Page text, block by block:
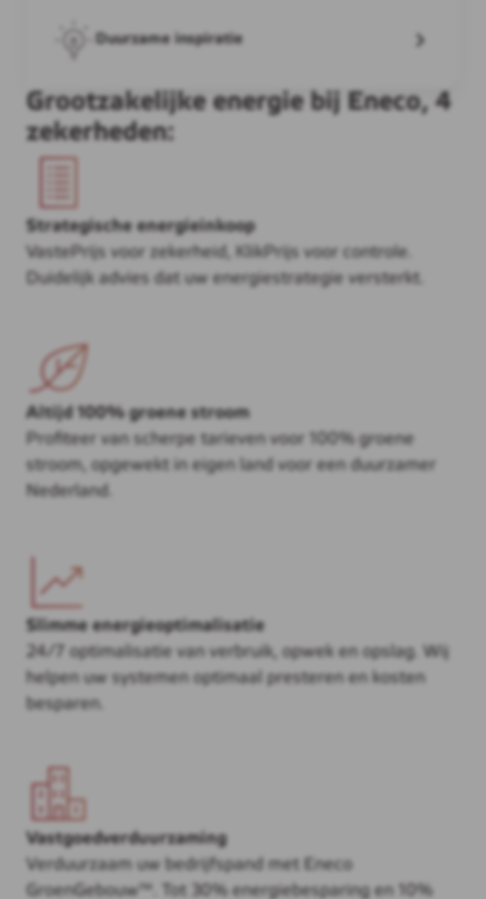
Duurzame inspiratie
Grootzakelijke energie bij Eneco, 4
zekerheden:
Strategische energieinkoop
VastePrijs voor zekerheid, KlikPrijs voor controle.
Duidelijk advies dat uw energiestrategie versterkt.
Altijd 100% groene stroom
Profiteer van scherpe tarieven voor 100% groene
stroom, opgewekt in eigen land voor een duurzamer
Nederland.
Slimme energieoptimalisatie
24/7 optimalisatie van verbruik, opwek en opslag. Wij
helpen uw systemen optimaal presteren en kosten
besparen.
Vastgoedverduurzaming
Verduurzaam uw bedrijfspand met Eneco
GroenGebouw™. Tot 30% energiebesparing en 10%